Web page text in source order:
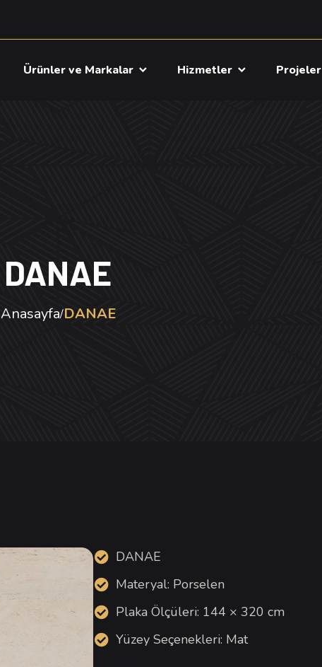
Ürünler ve Markalar Hizmetler Projeler
DANAE
Anasayfa/DANAE
DANAE
Materyal: Porselen
Plaka Ölçüleri: 144 × 320 cm
Yüzey Seçenekleri: Mat